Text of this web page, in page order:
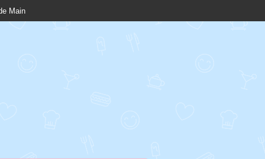
Main